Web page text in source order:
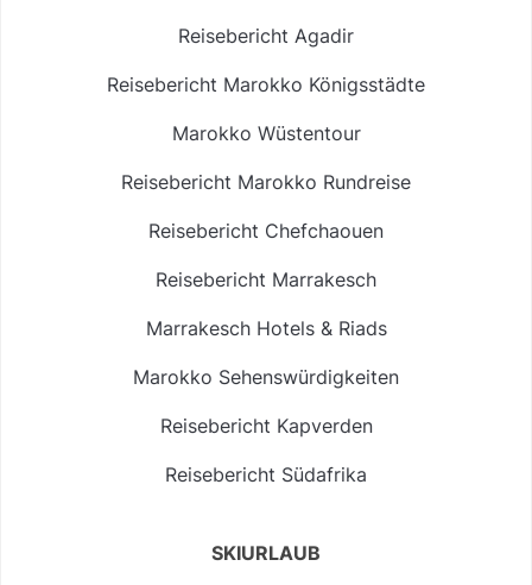
Reisebericht Agadir
Reisebericht Marokko Königsstädte
Marokko Wüstentour
Reisebericht Marokko Rundreise
Reisebericht Chefchaouen
Reisebericht Marrakesch
Marrakesch Hotels & Riads
Marokko Sehenswürdigkeiten
Reisebericht Kapverden
Reisebericht Südafrika
SKIURLAUB